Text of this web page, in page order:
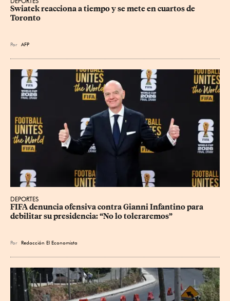
Swiatek reacciona a tiempo y se mete en cuartos de
Toronto
Por AFP
DEPORTES
FIFA denuncia ofensiva contra Gianni Infantino para
debilitar su presidencia: “No lo toleraremos”
Por Redacción El Economista